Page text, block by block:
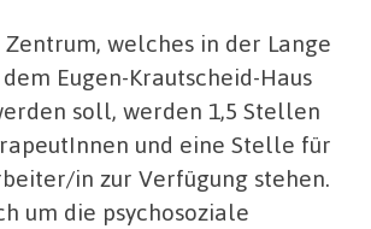
welches in der Lange
Eugen-Krautscheid-Haus
soll, werden 1,5 Stellen
und eine Stelle für
in zur Verfügung stehen.
um die psychosoziale